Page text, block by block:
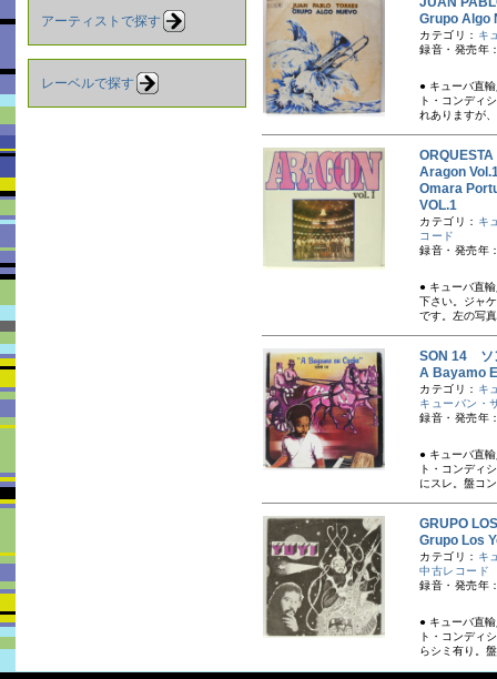
アーティストで探す
レーベルで探す
Grupo Algo
カテゴリ： キ
録音・発売
● キューバ直
ト・コンディ
れありますが
Aragon
Omara
VOL.1
カテゴリ： キ
コード
録音・発売
● キューバ直
下さい。ジャ
です。左の写
SON 14 ソ
A Bayamo
カテゴリ： キ
キューバン・
録音・発売
● キューバ直
ト・コンディ
にスレ。盤コ
GRUPO
Grupo Los
カテゴリ： キ
中古レコード
録音・発売
● キューバ直
ト・コンディ
らシミ有り。